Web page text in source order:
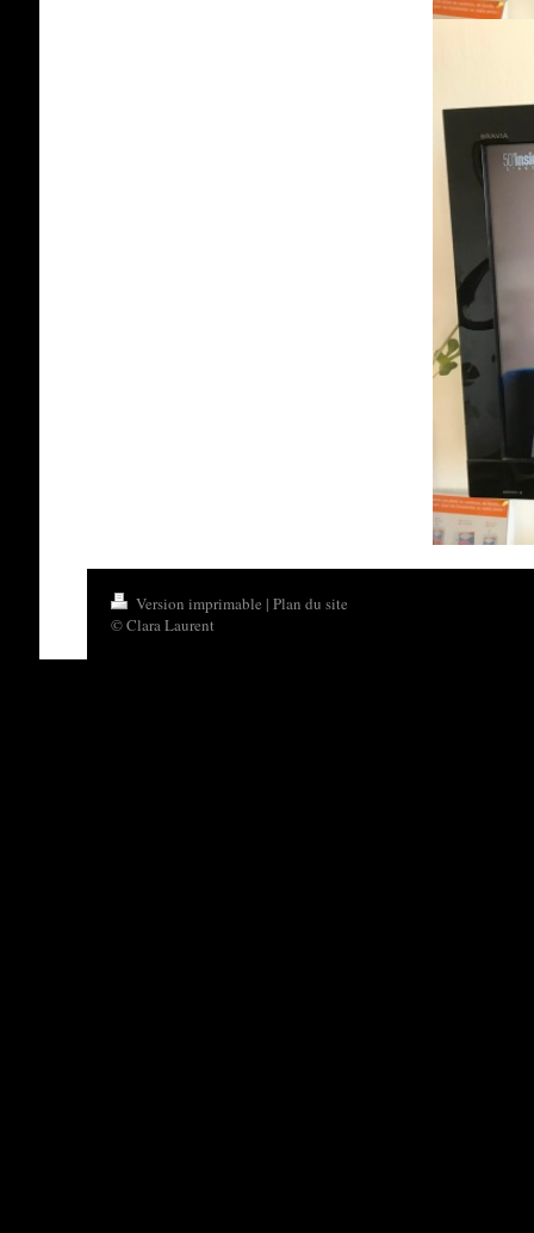
Version imprimable | Plan du site
© Clara Laurent